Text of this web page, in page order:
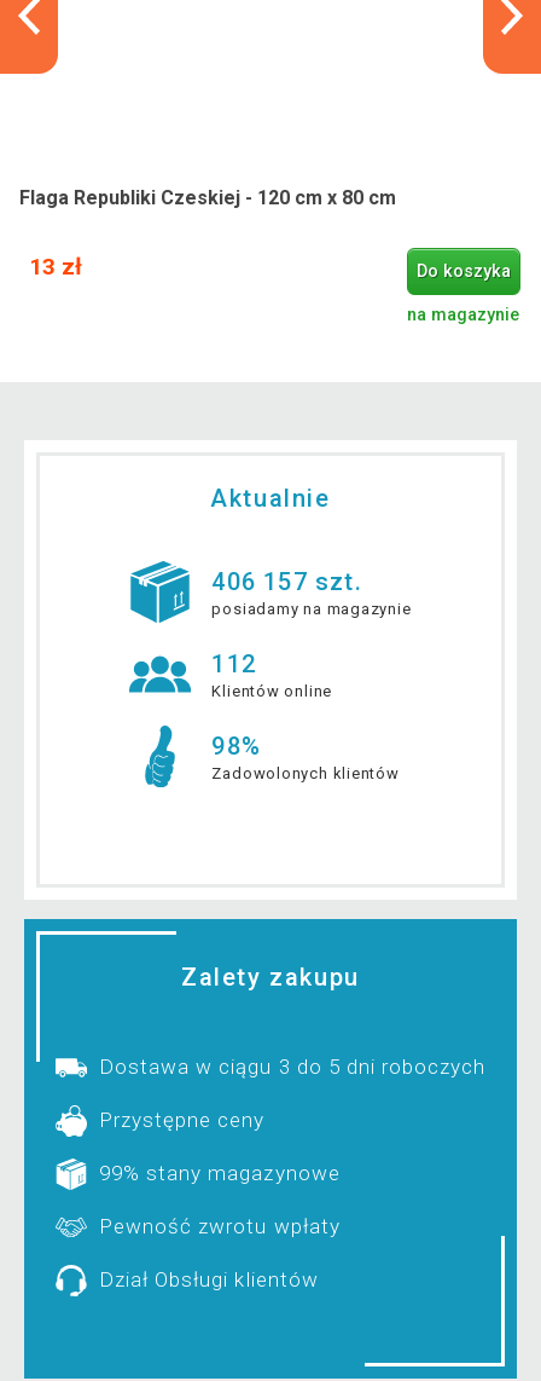
Flaga Republiki Czeskiej - 120 cm x 80 cm
13 zł Do koszyka
na magazynie
Aktualnie
406 157 szt.
posiadamy na magazynie
112
Klientów online
98%
Zadowolonych klientów
Zalety zakupu
Dostawa w ciągu 3 do 5 dni roboczych
Przystępne ceny
99% stany magazynowe
Pewność zwrotu wpłaty
Dział Obsługi klientów